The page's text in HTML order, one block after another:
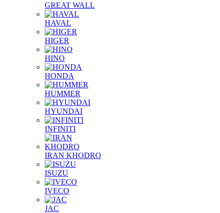
GREAT WALL
HAVAL
HIGER
HINO
HONDA
HUMMER
HYUNDAI
INFINITI
IRAN KHODRO
ISUZU
IVECO
JAC